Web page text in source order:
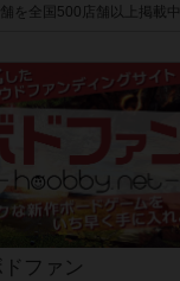
を全国500店舗以上掲載中
ドファン